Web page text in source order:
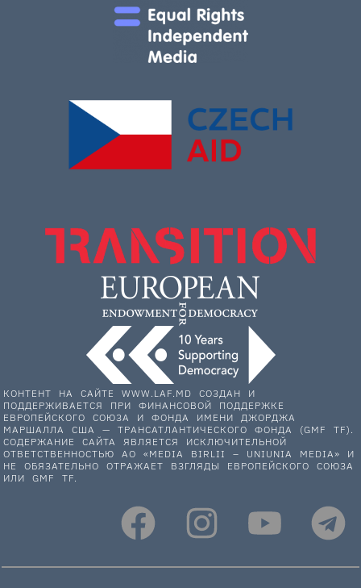
КОНТЕНТ НА САЙТЕ WWW.LAF.MD СОЗДАН И
ПОДДЕРЖИВАЕТСЯ ПРИ ФИНАНСОВОЙ ПОДДЕРЖКЕ
ЕВРОПЕЙСКОГО СОЮЗА И ФОНДА ИМЕНИ ДЖОРДЖА
МАРШАЛЛА США — ТРАНСАТЛАНТИЧЕСКОГО ФОНДА (GMF TF).
СОДЕРЖАНИЕ САЙТА ЯВЛЯЕТСЯ ИСКЛЮЧИТЕЛЬНОЙ
ОТВЕТСТВЕННОСТЬЮ АО «MEDIA BIRLII – UNIUNIA MEDIA» И
НЕ ОБЯЗАТЕЛЬНО ОТРАЖАЕТ ВЗГЛЯДЫ ЕВРОПЕЙСКОГО СОЮЗА
ИЛИ GMF TF.